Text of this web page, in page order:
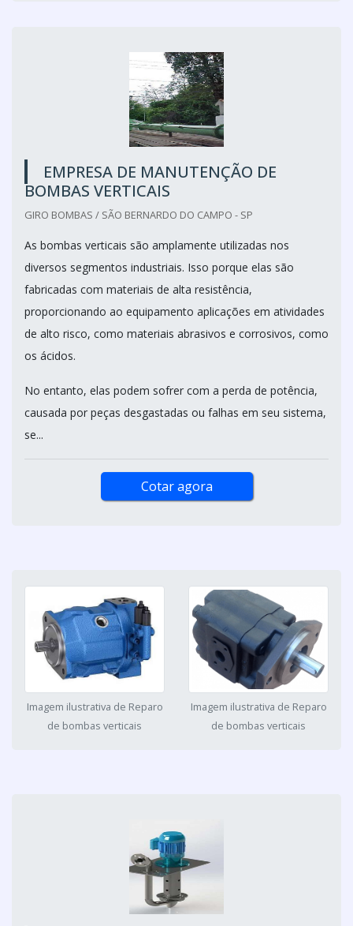
EMPRESA DE MANUTENÇÃO DE
BOMBAS VERTICAIS
GIRO BOMBAS / SÃO BERNARDO DO CAMPO - SP
As bombas verticais são amplamente utilizadas nos
diversos segmentos industriais. Isso porque elas são
fabricadas com materiais de alta resistência,
proporcionando ao equipamento aplicações em atividades
de alto risco, como materiais abrasivos e corrosivos, como
os ácidos.
No entanto, elas podem sofrer com a perda de potência,
causada por peças desgastadas ou falhas em seu sistema,
se...
Cotar agora
Imagem ilustrativa de Reparo
de bombas verticais
Imagem ilustrativa de Reparo
de bombas verticais